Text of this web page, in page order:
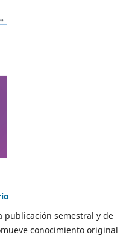
publicación semestral y de
conocimiento original